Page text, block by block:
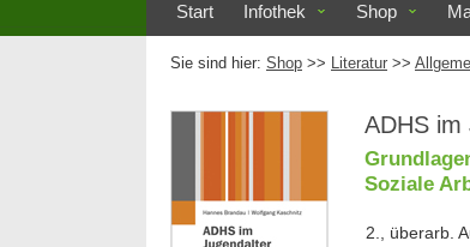
Start Infothek Shop
Sie sind hier: Shop >> Literatur >>
ADHS im
Soziale
2., überarb.